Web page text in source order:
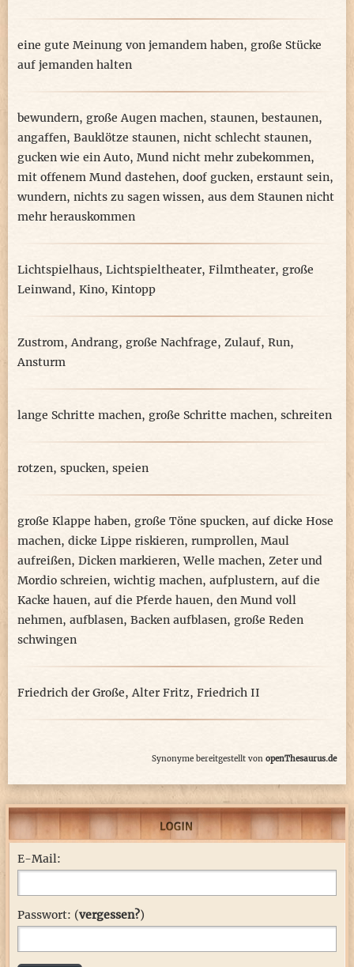
eine gute Meinung von jemandem haben, große Stücke
auf jemanden halten
bewundern, große Augen machen, staunen, bestaunen,
angaffen, Bauklötze staunen, nicht schlecht staunen,
gucken wie ein Auto, Mund nicht mehr zubekommen,
mit offenem Mund dastehen, doof gucken, erstaunt sein,
wundern, nichts zu sagen wissen, aus dem Staunen nicht
mehr herauskommen
Lichtspielhaus, Lichtspieltheater, Filmtheater, große
Leinwand, Kino, Kintopp
Zustrom,Andrang, große Nachfrage, Zulauf, Run,
Ansturm
lange Schritte machen, große Schritte machen, schreiten
rotzen, spucken, speien
große Klappe haben, große Töne spucken, auf dicke Hose
machen, dicke Lippe riskieren, rumprollen, Maul
aufreißen, Dicken markieren,Welle machen, Zeter und
Mordio schreien, wichtig machen, aufplustern, auf die
Kacke hauen, auf die Pferde hauen, den Mund voll
nehmen, aufblasen, Backen aufblasen, große Reden
schwingen
Friedrich der Große,Alter Fritz, Friedrich II
Synonyme bereitgestellt von openThesaurus.de
E-Mail:
Passwort: (vergessen?)